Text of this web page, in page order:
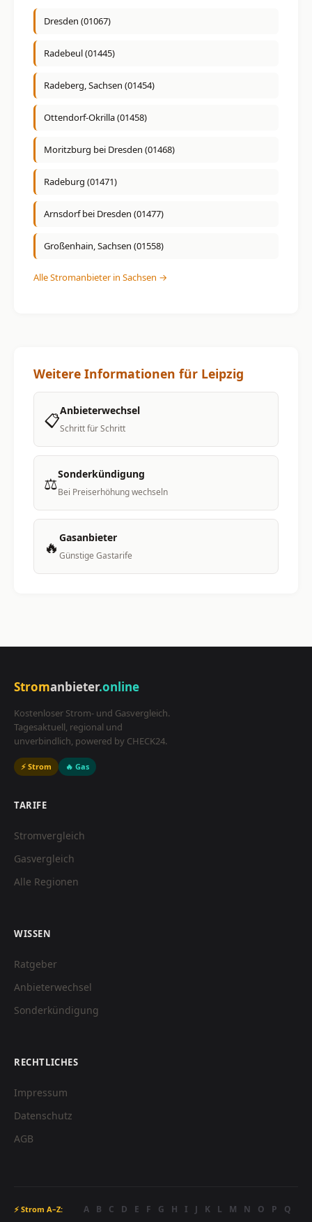
Dresden (01067)
Radebeul (01445)
Radeberg, Sachsen (01454)
Ottendorf-Okrilla (01458)
Moritzburg bei Dresden (01468)
Radeburg (01471)
Arnsdorf bei Dresden (01477)
Großenhain, Sachsen (01558)
Alle Stromanbieter in Sachsen →
Weitere Informationen für Leipzig
📋Anbieterwechsel
Schritt für Schritt
⚖️Sonderkündigung
Bei Preiserhöhung wechseln
🔥 Gasanbieter
Günstige Gastarife
Stromanbieter.online
Kostenloser Strom- und Gasvergleich.
Tagesaktuell, regional und
unverbindlich, powered by CHECK24.
⚡ Strom 🔥 Gas
TARIFE
Stromvergleich
Gasvergleich
Alle Regionen
WISSEN
Ratgeber
Anbieterwechsel
Sonderkündigung
RECHTLICHES
Impressum
Datenschutz
AGB
⚡ Strom A–Z: A B C D E F G H I J K L M N O P
Q